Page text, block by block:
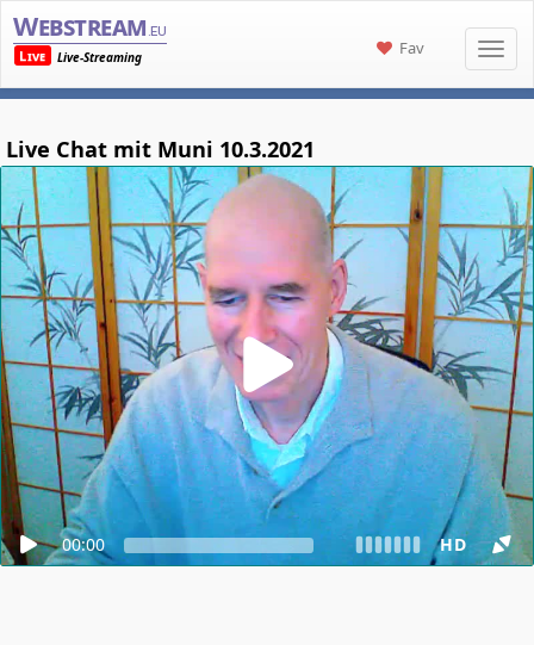
Webstream .eu
Live
Live-Streaming Fav
Live Chat mit Muni 10.3.2021
00:00 HD